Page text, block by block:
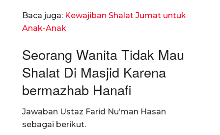
Baca juga: Kewajiban Shalat Jumat untuk
Anak-Anak
Seorang Wanita Tidak Mau
Shalat Di Masjid Karena
bermazhab Hanafi
Jawaban Ustaz Farid Nu’man Hasan
sebagai berikut.